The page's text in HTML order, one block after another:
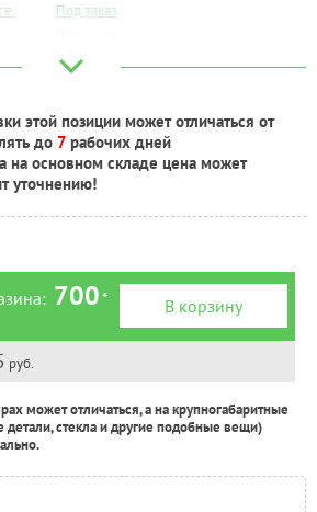
Под заказ
Под заказ
Под заказ
Под заказ
Под заказ
этой позиции может отличаться от
до 7 рабочих дней
на основном складе цена может
уточнению!
700*
В корзину
руб.
может отличаться, а на крупногабаритные
стекла и другие подобные вещи)